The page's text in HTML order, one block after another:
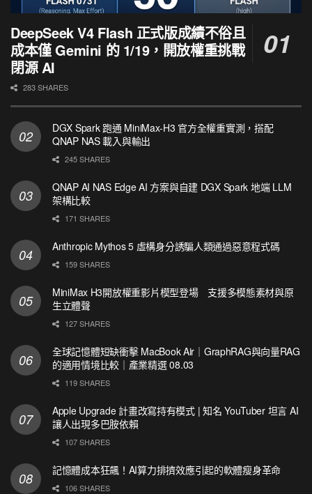
DeepSeek V4 Flash 正式版成績不俗且
成本僅 Gemini 的 1/19，開放權重挑戰
閉源 AI
283 SHARES
DGX Spark 跑通 MiniMax-H3 官方全權重實測，搭配
QNAP NAS 載入與輸出
245 SHARES
QNAP AI NAS Edge AI 方案與自建 DGX Spark 地端 LLM
架構比較
171 SHARES
Anthropic Mythos 5 虛構身分誘騙人類通過惡意程式碼
159 SHARES
MiniMax H3開放權重影片模型登場 支援多模態素材與原
生立體聲
127 SHARES
全球記憶體短缺衝擊 MacBook Air｜GraphRAG與向量RAG
的適用情境比較｜產業精選 08.03
119 SHARES
Apple Upgrade 計畫改寫持有模式 | 知名 YouTuber 坦言 AI
讓人出現多巴胺依賴
107 SHARES
記憶體成本狂飆！AI算力排擠效應引起的軟體瘦身革命
106 SHARES